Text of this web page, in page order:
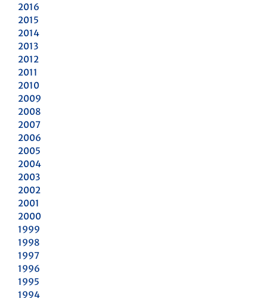
2016
2015
2014
2013
2012
2011
2010
2009
2008
2007
2006
2005
2004
2003
2002
2001
2000
1999
1998
1997
1996
1995
1994